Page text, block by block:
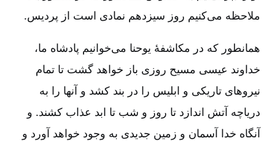
ملاحظه می‌کنیم روز سیزدهم نمادی است از پردیس.
همانطور که در مکاشفۀ یوحنا می‌خوانیم پادشاه ما،
خداوند عیسی مسیح روزی باز خواهد گشت تا تمام
نیروهای تاریکی و ابلیس را در بند کشد و آنها را به
دریاچه آتش اندازد تا روز و شب تا ابد عذاب کشند. و
آنگاه خدا آسمان و زمین جدیدی به وجود خواهد آورد و